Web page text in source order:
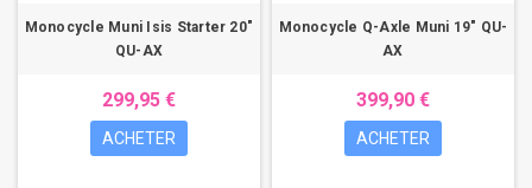
Monocycle Muni Isis Starter 20"
QU-AX
299,95 €
ACHETER
Monocycle Q-Axle Muni 19" QU-
AX
399,90 €
ACHETER